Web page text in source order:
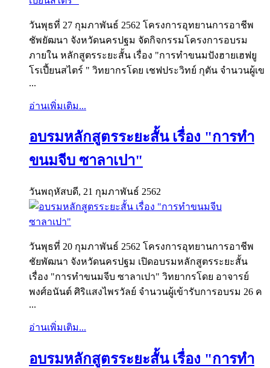
วันพุธที่ 27 กุมภาพันธ์ 2562 โครงการอุทยานการอาชีพ
ชัพยัฒนา จังหวัดนครปฐม จัดกิจกรรมโครงการอบรม
ภายใน หลักสูตรระยะสั้น เรื่อง "การทำขนมปังฮายเฮฟยู
โรเปี้ยนสไตร์ " วิทยากรโดย เชฟประวิทย์ กุตัน จำนวนผู้เข
...
อ่านเพิ่มเติม...
อบรมหลักสูตรระยะสั้น เรื่อง "การทำ
ขนมจีบ ซาลาเปา"
วันพฤหัสบดี, 21 กุมภาพันธ์ 2562
วันพุธที่ 20 กุมภาพันธ์ 2562 โครงการอุทยานการอาชีพ
ชัยพัฒนา จังหวัดนครปฐม เปิดอบรมหลักสูตรระยะสั้น
เรื่อง "การทำขนมจีบ ซาลาเปา" วิทยากรโดย อาจารย์
พงศ์อนันต์ ศิริแสงไพรวัลย์ จำนวนผู้เข้ารับการอบรม 26 ค
...
อ่านเพิ่มเติม...
อบรมหลักสูตรระยะสั้น เรื่อง "การทำ